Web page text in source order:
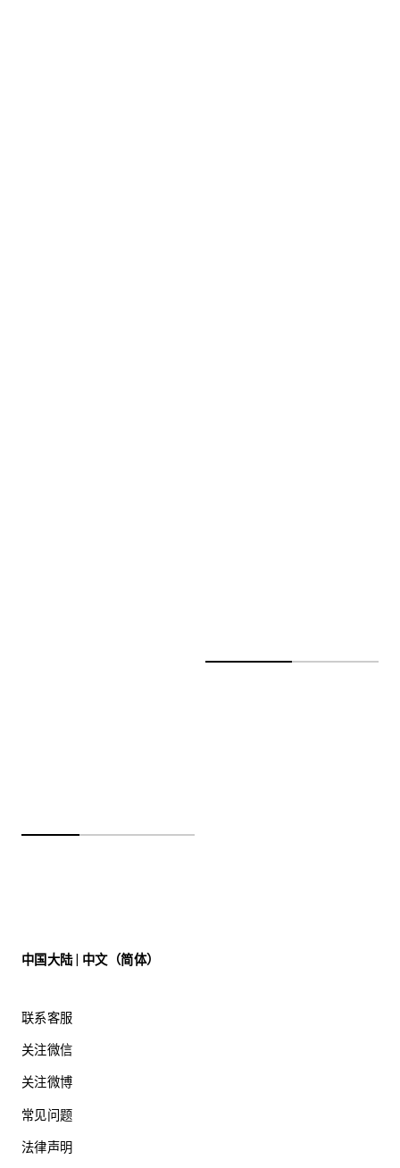
中国大陆 | 中文（简体）
联系客服
关注微信
关注微博
常见问题
法律声明